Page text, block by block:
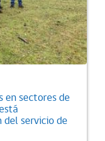
en sectores de
servicio de